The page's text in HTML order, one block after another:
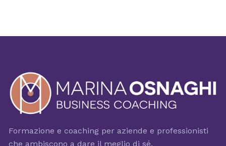
Formazione e coaching per aziende e professionisti
che ambiscono a dare il meglio di sé.